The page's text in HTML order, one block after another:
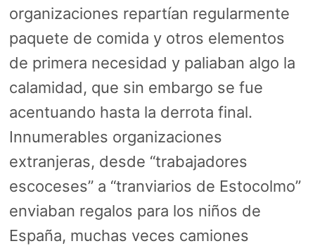
organizaciones repartían regularmente
paquete de comida y otros elementos
de primera necesidad y paliaban algo la
calamidad, que sin embargo se fue
acentuando hasta la derrota final.
Innumerables organizaciones
extranjeras, desde “trabajadores
escoceses” a “tranviarios de Estocolmo”
enviaban regalos para los niños de
España, muchas veces camiones